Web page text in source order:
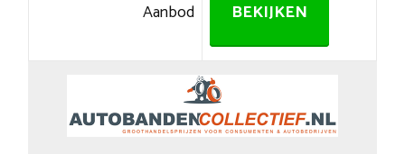
Aanbod BEKIJKEN